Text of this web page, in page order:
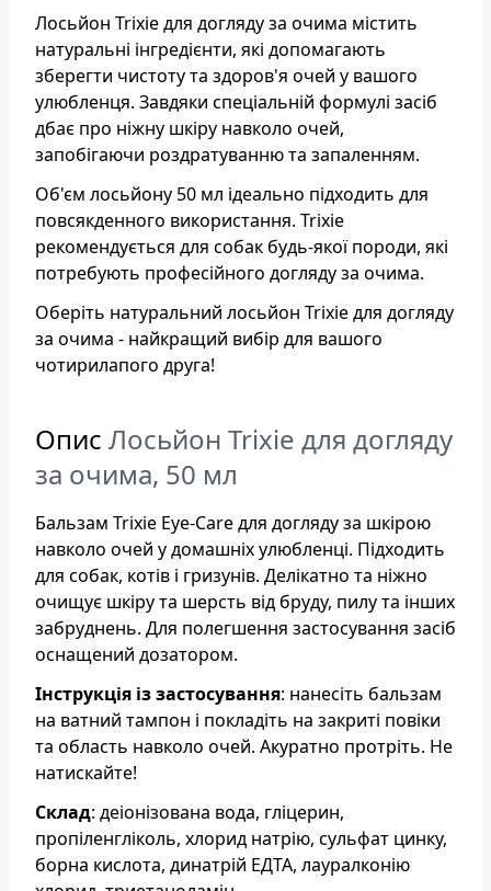
Лосьйон Trixie для догляду за очима містить
натуральні інгредієнти, які допомагають
зберегти чистоту та здоров'я очей у вашого
улюбленця. Завдяки спеціальній формулі засіб
дбає про ніжну шкіру навколо очей,
запобігаючи роздратуванню та запаленням.
Об'єм лосьйону 50 мл ідеально підходить для
повсякденного використання. Trixie
рекомендується для собак будь-якої породи, які
потребують професійного догляду за очима.
Оберіть натуральний лосьйон Trixie для догляду
за очима - найкращий вибір для вашого
чотирилапого друга!
Опис Лосьйон Trixie для догляду
за очима, 50 мл
Бальзам Trixie Eye-Care для догляду за шкірою
навколо очей у домашніх улюбленці. Підходить
для собак, котів і гризунів. Делікатно та ніжно
очищує шкіру та шерсть від бруду, пилу та інших
забруднень. Для полегшення застосування засіб
оснащений дозатором.
Інструкція із застосування: нанесіть бальзам
на ватний тампон і покладіть на закриті повіки
та область навколо очей. Акуратно протріть. Не
натискайте!
Склад: деіонізована вода, гліцерин,
пропіленгліколь, хлорид натрію, сульфат цинку,
борна кислота, динатрій ЕДТА, лауралконію